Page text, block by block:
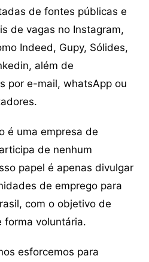
de fontes públicas e
de vagas no Instagram,
Indeed, Gupy, Sólides,
além de
por e-mail, whatsApp ou
é uma empresa de
de nenhum
papel é apenas divulgar
de emprego para
com o objetivo de
forma voluntária.
esforcemos para